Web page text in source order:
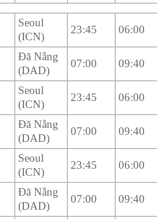
Seoul
(ICN)
23:45 06:00
Đã Nẵng
(DAD)
07:00 09:40
Seoul
(ICN)
23:45 06:00
Đã Nẵng
(DAD)
07:00 09:40
Seoul
(ICN)
23:45 06:00
Đã Nẵng
(DAD)
07:00 09:40